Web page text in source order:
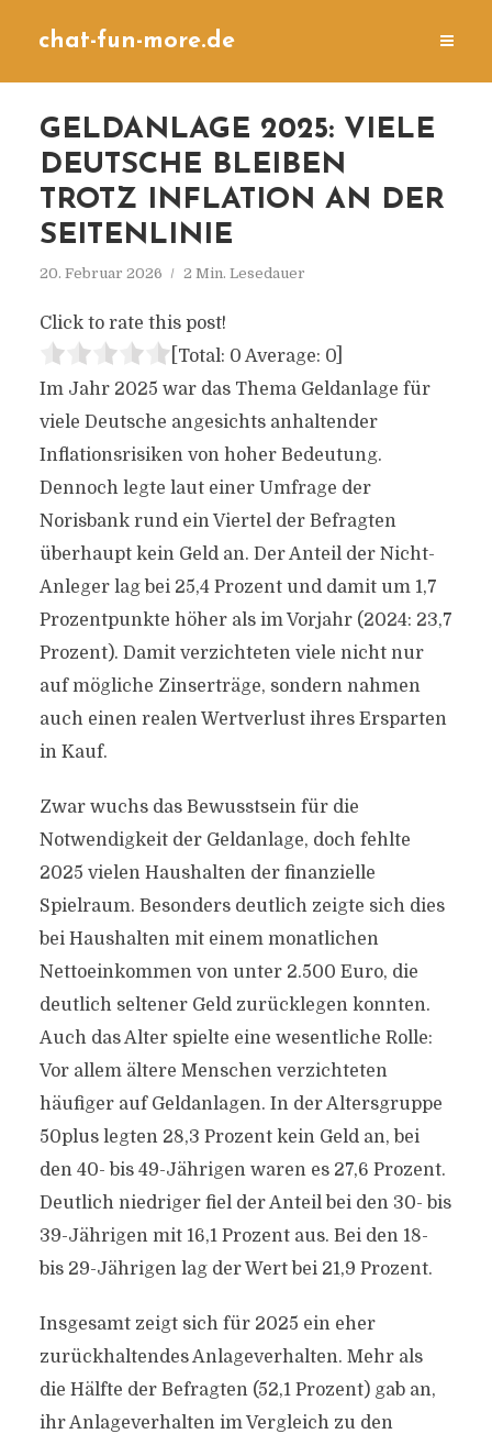
chat-fun-more.de
GELDANLAGE 2025: VIELE
DEUTSCHE BLEIBEN
TROTZ INFLATION AN DER
SEITENLINIE
20. Februar 2026 2 Min. Lesedauer
Click to rate this post!
[Total: 0 Average: 0]
Im Jahr 2025 war das Thema Geldanlage für
viele Deutsche angesichts anhaltender
Inflationsrisiken von hoher Bedeutung.
Dennoch legte laut einer Umfrage der
Norisbank rund ein Viertel der Befragten
überhaupt kein Geld an. Der Anteil der Nicht-
Anleger lag bei 25,4 Prozent und damit um 1,7
Prozentpunkte höher als im Vorjahr (2024: 23,7
Prozent). Damit verzichteten viele nicht nur
auf mögliche Zinserträge, sondern nahmen
auch einen realen Wertverlust ihres Ersparten
in Kauf.
Zwar wuchs das Bewusstsein für die
Notwendigkeit der Geldanlage, doch fehlte
2025 vielen Haushalten der finanzielle
Spielraum. Besonders deutlich zeigte sich dies
bei Haushalten mit einem monatlichen
Nettoeinkommen von unter 2.500 Euro, die
deutlich seltener Geld zurücklegen konnten.
Auch das Alter spielte eine wesentliche Rolle:
Vor allem ältere Menschen verzichteten
häufiger auf Geldanlagen. In der Altersgruppe
50plus legten 28,3 Prozent kein Geld an, bei
den 40- bis 49-Jährigen waren es 27,6 Prozent.
Deutlich niedriger fiel der Anteil bei den 30- bis
39-Jährigen mit 16,1 Prozent aus. Bei den 18-
bis 29-Jährigen lag der Wert bei 21,9 Prozent.
Insgesamt zeigt sich für 2025 ein eher
zurückhaltendes Anlageverhalten. Mehr als
die Hälfte der Befragten (52,1 Prozent) gab an,
ihr Anlageverhalten im Vergleich zu den